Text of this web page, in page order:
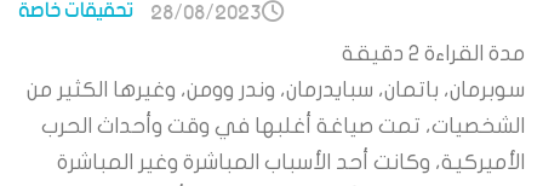
تحقيقات خاصة 28/08/2023
مدة القراءة 2 دقيقة
سوبرمان، باتمان، سبايدرمان، وندر وومن، وغيرها الكثير من
الشخصيات، تمت صياغة أغلبها في وقت وأحداث الحرب
الأميركية، وكانت أحد الأسباب المباشرة وغير المباشرة